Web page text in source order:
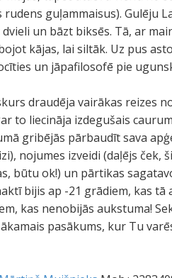
guļammaisus). Gulēju
un bāzt biksēs. Tā, ar
kājas, lai siltāk. Uz pus
un jāpafilosofē pie
draudēja vairākas reizes
to liecināja izdegušais
gribējās pārbaudīt sava
nojumes izveidi (daļējs ček,
būtu ok!) un pārtikas
bijis ap -21 grādiem, kas
kas nenobijās aukstuma!
pasākums, kur Tu